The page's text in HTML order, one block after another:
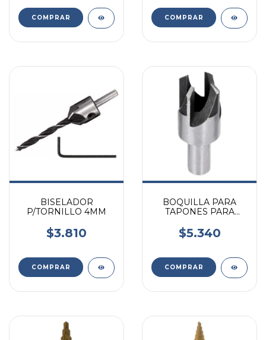
BISELADOR
P/TORNILLO 4MM
$3.810
BOQUILLA PARA
TAPONES PARA
$5.340